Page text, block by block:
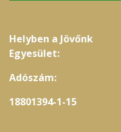
Helyben a Jövőnk
Egyesület:
Adószám:
18801394-1-15